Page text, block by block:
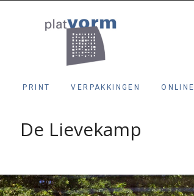
PRINT VERPAKKINGEN ONLINE
De Lievekamp